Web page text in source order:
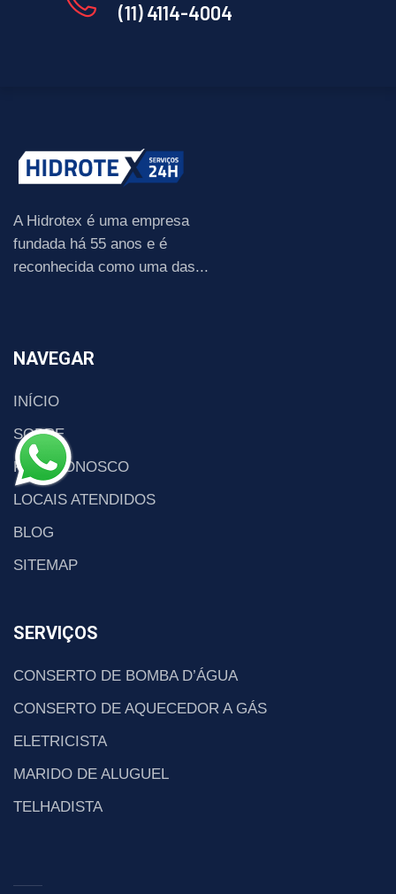
(11) 4114-4004
A Hidrotex é uma empresa
fundada há 55 anos e é
reconhecida como uma das...
NAVEGAR
INÍCIO
SOBRE
FALE CONOSCO
LOCAIS ATENDIDOS
BLOG
SITEMAP
SERVIÇOS
CONSERTO DE BOMBA D’ÁGUA
CONSERTO DE AQUECEDOR A GÁS
ELETRICISTA
MARIDO DE ALUGUEL
TELHADISTA